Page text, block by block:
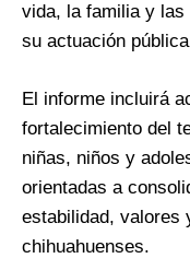
vida, la familia y las
su actuación
El informe incluirá
fortalecimiento del
niñas, niños y
orientadas a
estabilidad, valores
chihuahuenses.